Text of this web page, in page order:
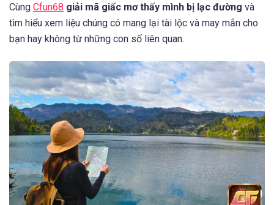
Cùng Cfun68 giải mã giấc mơ thấy mình bị lạc đường và
tìm hiểu xem liệu chúng có mang lại tài lộc và may mắn cho
bạn hay không từ những con số liên quan.